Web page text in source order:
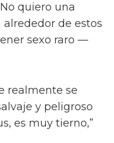
quiero una
de estos
sexo raro —
realmente se
y peligroso
es muy tierno,”